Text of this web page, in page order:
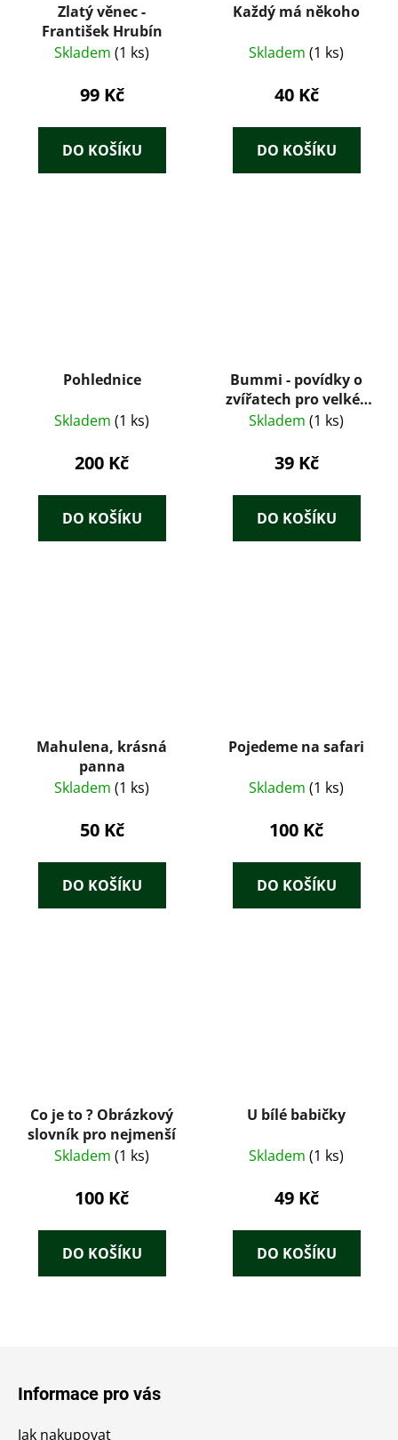
Zlatý věnec -
František Hrubín
Skladem (1 ks)
99 Kč
DO KOŠÍKU
Každý má někoho
Skladem (1 ks)
40 Kč
DO KOŠÍKU
Pohlednice
Skladem (1 ks)
200 Kč
DO KOŠÍKU
Bummi - povídky o
zvířatech pro velké i
malé děti
Skladem (1 ks)
39 Kč
DO KOŠÍKU
Mahulena, krásná
panna
Skladem (1 ks)
50 Kč
DO KOŠÍKU
Pojedeme na safari
Skladem (1 ks)
100 Kč
DO KOŠÍKU
Co je to ? Obrázkový
slovník pro nejmenší
Skladem (1 ks)
100 Kč
DO KOŠÍKU
U bílé babičky
Skladem (1 ks)
49 Kč
DO KOŠÍKU
Informace pro vás
Jak nakupovat